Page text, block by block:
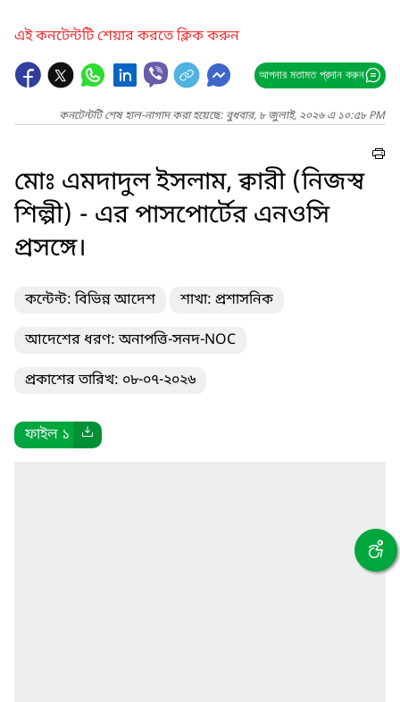
এই কনটেন্টটি শেয়ার করতে ক্লিক করুন
আপনার মতামত প্রদান করুন
কনটেন্টটি শেষ হাল-নাগাদ করা হয়েছে: বুধবার, ৮ জুলাই, ২০২৬ এ ১০:৫৮ PM
মোঃ এমদাদুল ইসলাম, ক্বারী (নিজস্ব
শিল্পী) - এর পাসপোর্টের এনওসি
প্রসঙ্গে।
কন্টেন্ট: বিভিন্ন আদেশ শাখা: প্রশাসনিক
আদেশের ধরণ: অনাপত্তি-সনদ-NOC
প্রকাশের তারিখ: ০৮-০৭-২০২৬
ফাইল ১